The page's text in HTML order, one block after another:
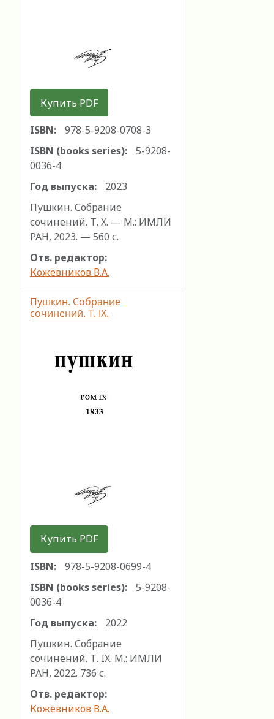
Купить PDF
ISBN:
978-5-9208-0708-3
ISBN (books series):
5-9208-
0036-4
Год выпуска:
2023
Пушкин. Собрание
сочинений. Т. X. — М.: ИМЛИ
РАН, 2023. — 560 с.
Отв. редактор:
Кожевников В.А.
Пушкин. Собрание
сочинений. Т. IХ.
Купить PDF
ISBN:
978-5-9208-0699-4
ISBN (books series):
5-9208-
0036-4
Год выпуска:
2022
Пушкин. Собрание
сочинений. Т. IX. М.: ИМЛИ
РАН, 2022. 736 с.
Отв. редактор:
Кожевников В.А.